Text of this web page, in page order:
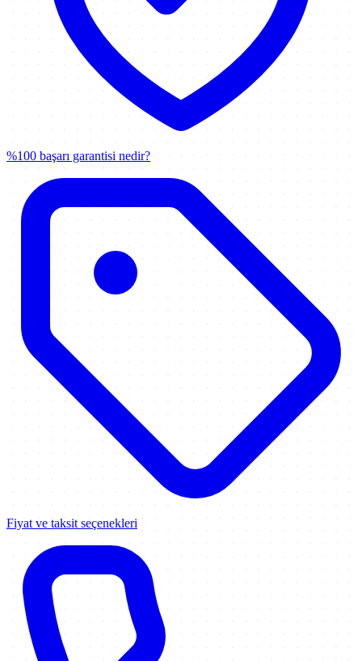
%100 başarı garantisi nedir?
Fiyat ve taksit seçenekleri